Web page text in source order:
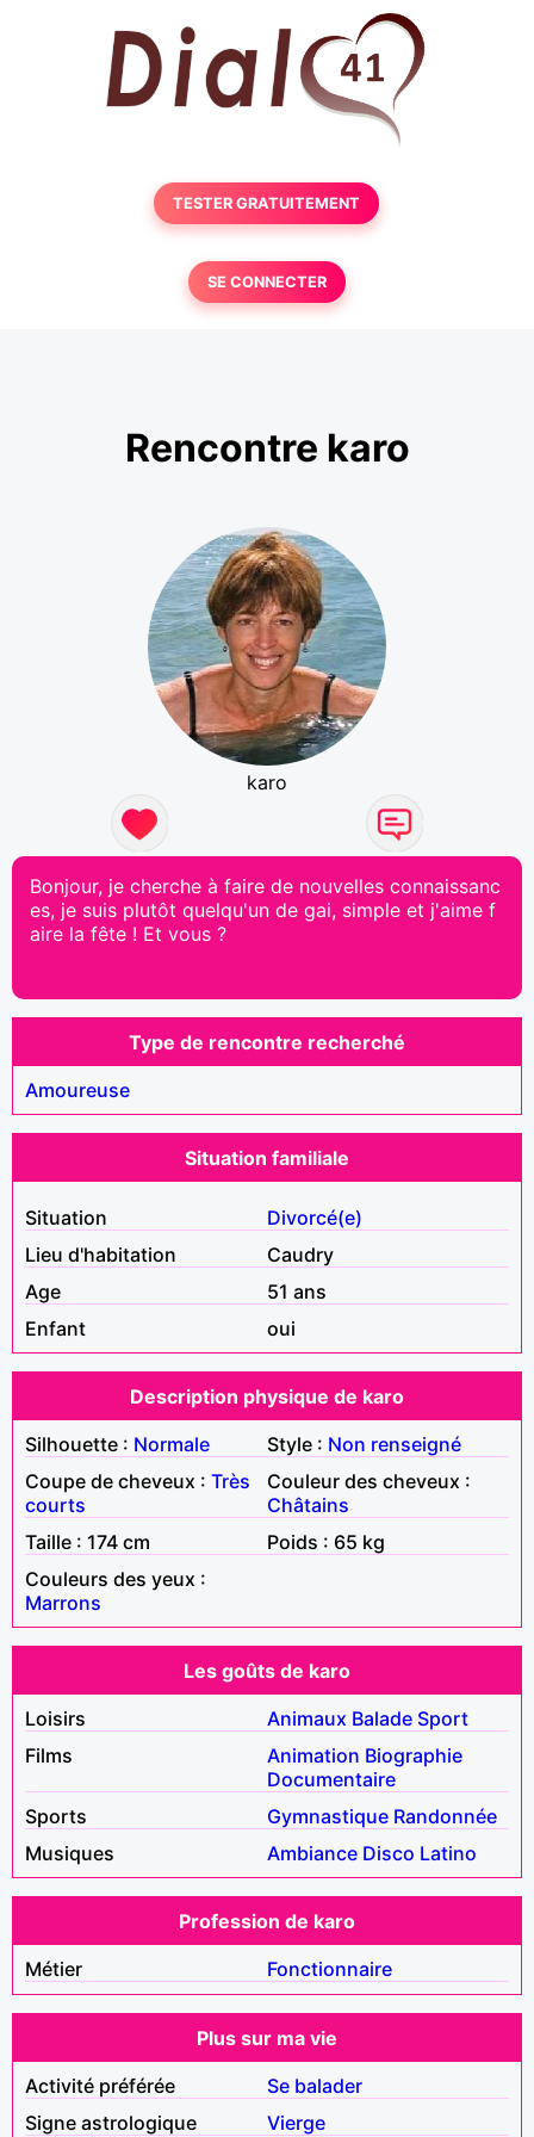
TESTER GRATUITEMENT
SE CONNECTER
Rencontre karo
karo
Bonjour, je cherche à faire de nouvelles connaissanc
es, je suis plutôt quelqu'un de gai, simple et j'aime f
aire la fête ! Et vous ?
Type de rencontre recherché
Amoureuse
Situation familiale
Situation
Divorcé(e)
Lieu d'habitation
Caudry
Age
51 ans
Enfant
oui
Description physique de karo
Silhouette : Normale Style : Non renseigné
Coupe de cheveux : Très
courts
Couleur des cheveux :
Châtains
Taille : 174 cm
Poids : 65 kg
Couleurs des yeux :
Marrons
Les goûts de karo
Loisirs
Animaux Balade Sport
Films
Animation Biographie
Documentaire
Sports
Gymnastique Randonnée
Musiques
Ambiance Disco Latino
Profession de karo
Métier
Fonctionnaire
Plus sur ma vie
Activité préférée
Se balader
Signe astrologique
Vierge